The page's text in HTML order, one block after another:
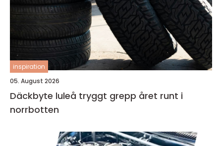
inspiration
05. August 2026
Däckbyte luleå tryggt grepp året runt i
norrbotten